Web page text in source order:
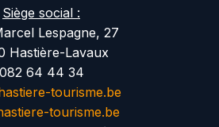
Siège social :
Lespagne, 27
Hastière-Lavaux
082 64 44 34
tourisme.be
tourisme.be